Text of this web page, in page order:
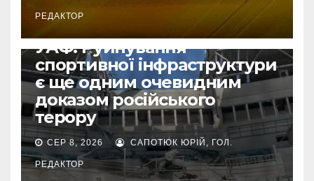
РЕДАКТОР
УАФ: Руйнування
спортивної інфраструктури
є ще одним очевидним
доказом російського
терору
СЕР 8, 2026 САПОТЮК ЮРІЙ, ГОЛ.
РЕДАКТОР